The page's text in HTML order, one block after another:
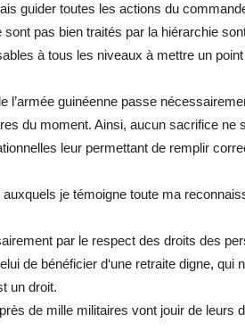
guider toutes les actions du
pas bien traités par la hiérarchie
à tous les niveaux à mettre un point
l’armée guinéenne passe
du moment. Ainsi, aucun sacrifice ne
leur permettant de remplir
je témoigne toute ma
par le respect des droits des
de bénéficier d‘une retraite digne, qui
un droit.
de mille militaires vont jouir de leurs